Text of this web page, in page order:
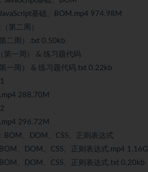
基础、BOM.mp4 974.98M
第二周）
二周）.txt 0.50kb
一周） & 练习题代码
一周） & 练习题代码.txt 0.22kb
288.70M
296.72M
、DOM、CSS、正则表达式
、DOM、CSS、正则表达式.mp4 1.16G
、DOM、CSS、正则表达式.txt 0.20kb